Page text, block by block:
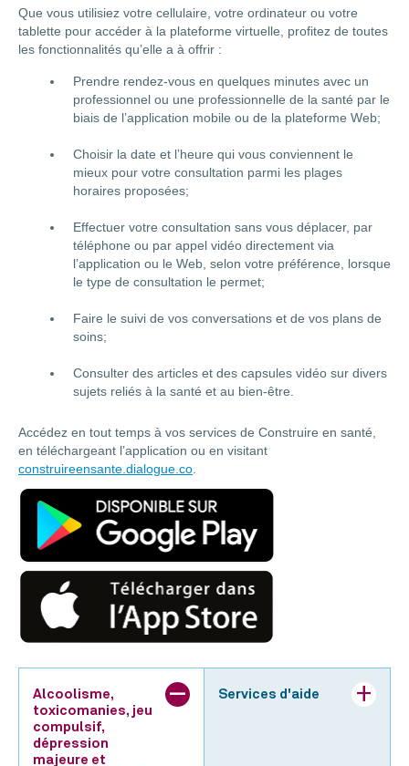
Que vous utilisiez votre cellulaire, votre ordinateur ou votre
tablette pour accéder à la plateforme virtuelle, profitez de toutes
les fonctionnalités qu’elle a à offrir :
Prendre rendez-vous en quelques minutes avec un
professionnel ou une professionnelle de la santé par le
biais de l’application mobile ou de la plateforme Web;
Choisir la date et l’heure qui vous conviennent le
mieux pour votre consultation parmi les plages
horaires proposées;
Effectuer votre consultation sans vous déplacer, par
téléphone ou par appel vidéo directement via
l’application ou le Web, selon votre préférence, lorsque
le type de consultation le permet;
Faire le suivi de vos conversations et de vos plans de
soins;
Consulter des articles et des capsules vidéo sur divers
sujets reliés à la santé et au bien-être.
Accédez en tout temps à vos services de Construire en santé,
en téléchargeant l’application ou en visitant
construireensante.dialogue.co
Alcoolisme,
toxicomanies, jeu
compulsif,
dépression
majeure et
Services d'aide